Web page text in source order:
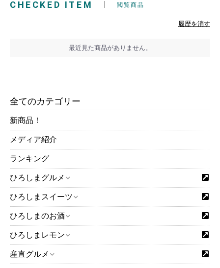
CHECKED ITEM 閲覧商品
履歴を消す
最近見た商品がありません。
全てのカテゴリー
新商品！
メディア紹介
ランキング
ひろしまグルメ
ひろしまスイーツ
ひろしまのお酒
ひろしまレモン
産直グルメ